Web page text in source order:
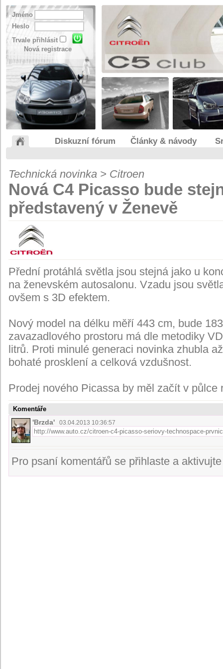
Jméno
Heslo
Trvale přihlásit
Nová registrace
Diskuzní fórum Články & návody
Technická novinka > Citroen
Nová C4 Picasso bude
představený v Ženevě
Přední protáhlá světla jsou stejná jako u
na ženevském autosalonu. Vzadu jsou
ovšem s 3D efektem.
Nový model na délku měří 443 cm, bude
zavazadlového prostoru má dle metodiky
litrů. Proti minulé generaci novinka zhubla
bohaté prosklení a celková vzdušnost.
Prodej nového Picassa by měl začít v
Komentáře
'Brzda' 03.04.2013 10:36:57
http://www.auto.cz/citroen-c4-picasso-seriovy-technospace-
Pro psaní komentářů se přihlaste a